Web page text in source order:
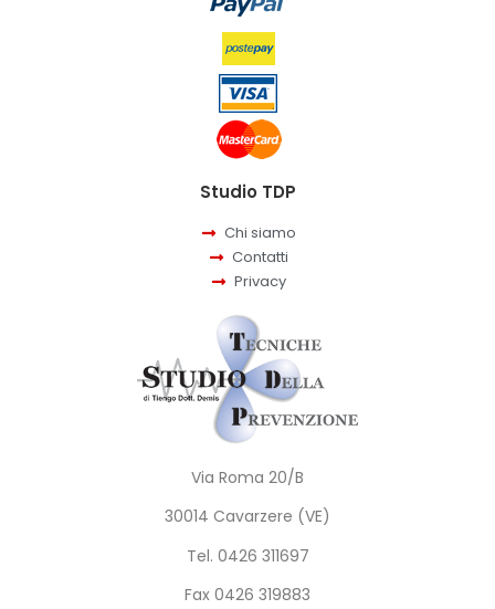
Studio TDP
Chi siamo
Contatti
Privacy
Via Roma 20/B
30014 Cavarzere (VE)
Tel. 0426 311697
Fax 0426 319883